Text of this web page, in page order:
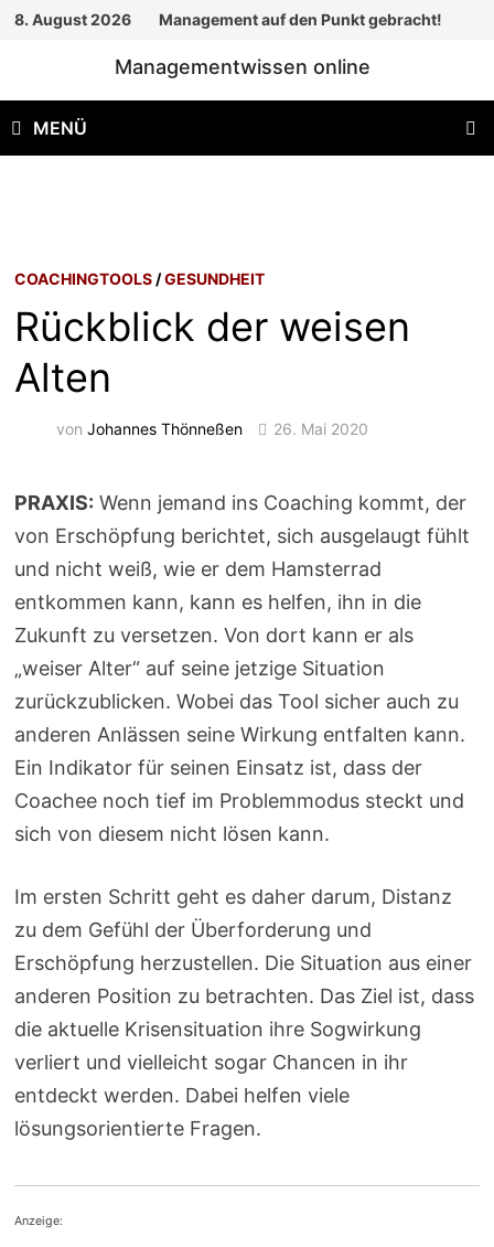
Zum
8. August 2026 Management auf den Punkt gebracht!
Managementwissen online
MENÜ
COACHINGTOOLS /GESUNDHEIT
Rückblick der weisen
Alten
vonJohannes Thönneßen 26. Mai 2020
PRAXIS: Wenn jemand ins Coaching kommt, der
von Erschöpfung berichtet, sich ausgelaugt fühlt
und nicht weiß, wie er dem Hamsterrad
entkommen kann, kann es helfen, ihn in die
Zukunft zu versetzen. Von dort kann er als
„weiser Alter“ auf seine jetzige Situation
zurückzublicken. Wobei das Tool sicher auch zu
anderen Anlässen seine Wirkung entfalten kann.
Ein Indikator für seinen Einsatz ist, dass der
Coachee noch tief im Problemmodus steckt und
sich von diesem nicht lösen kann.
Im ersten Schritt geht es daher darum, Distanz
zu dem Gefühl der Überforderung und
Erschöpfung herzustellen. Die Situation aus einer
anderen Position zu betrachten. Das Ziel ist, dass
die aktuelle Krisensituation ihre Sogwirkung
verliert und vielleicht sogar Chancen in ihr
entdeckt werden. Dabei helfen viele
lösungsorientierte Fragen.
Anzeige: